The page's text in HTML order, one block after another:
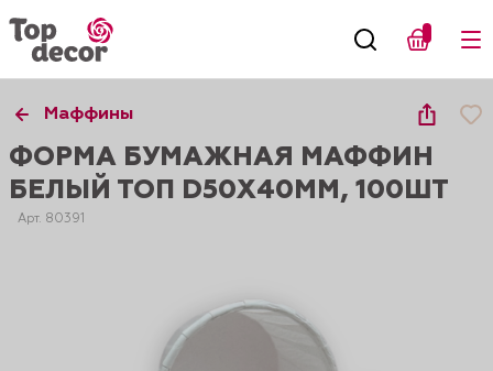
Маффины
ФОРМА БУМАЖНАЯ МАФФИН
БЕЛЫЙ ТОП D50X40ММ, 100ШТ
Арт. 80391